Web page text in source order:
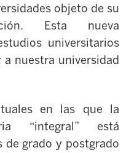
objeto de su
Esta nueva
universitarios
nuestra universidad
en las que la
“integral” está
de grado y postgrado